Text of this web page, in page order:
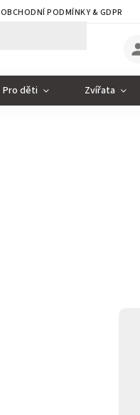
OBCHODNÍ PODMÍNKY & GDPR
Pro děti Zvířata